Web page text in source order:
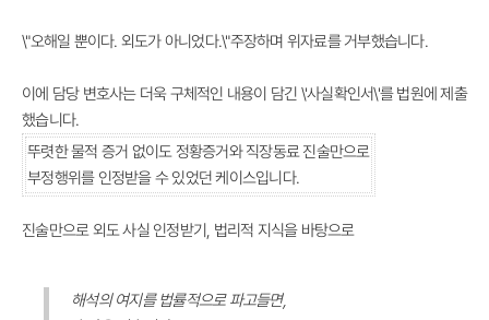
\"오해일 뿐이다. 외도가 아니었다.\"주장하며 위자료를 거부했습니다.
이에 담당 변호사는 더욱 구체적인 내용이 담긴 \'사실확인서\'를 법원에 제출
했습니다.
뚜렷한 물적 증거 없이도 정황증거와 직장동료 진술만으로
부정행위를 인정받을 수 있었던 케이스입니다.
진술만으로 외도 사실 인정받기, 법리적 지식을 바탕으로
해석의 여지를 법률적으로 파고들면,